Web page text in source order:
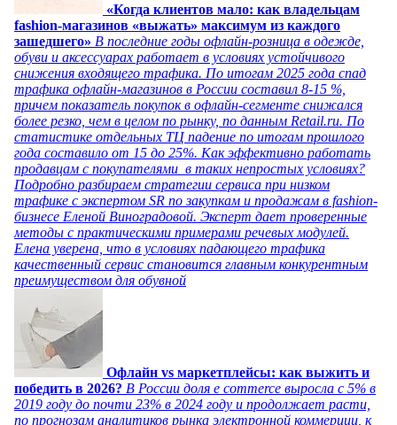
«Когда клиентов мало: как владельцам
fashion-магазинов «выжать» максимум из каждого
зашедшего» В последние годы офлайн-розница в одежде,
обуви и аксессуарах работает в условиях устойчивого
снижения входящего трафика. По итогам 2025 года спад
трафика офлайн-магазинов в России составил 8-15 %,
причем показатель покупок в офлайн-сегменте снижался
более резко, чем в целом по рынку, по данным Retail.ru. По
статистике отдельных ТЦ падение по итогам прошлого
года составило от 15 до 25%. Как эффективно работать
продавцам с покупателями в таких непростых условиях?
Подробно разбираем стратегии сервиса при низком
трафике с экспертом SR по закупкам и продажам в fashion-
бизнесе Еленой Виноградовой. Эксперт дает проверенные
методы с практическими примерами речевых модулей.
Елена уверена, что в условиях падающего трафика
качественный сервис становится главным конкурентным
преимуществом для обувной
Офлайн vs маркетплейсы: как выжить и
победить в 2026? В России доля e commerce выросла с 5% в
2019 году до почти 23% в 2024 году и продолжает расти,
по прогнозам аналитиков рынка электронной коммерции, к